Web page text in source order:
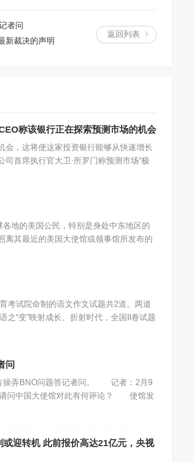
返回列表
者问
新裁决的声明
称该银行正在探索预测市场的机会
，这将使这家投资银行能够从快速增长
首席执行官大卫·所罗门称预测市场“极
地的美国公民，特别是身处中东地区的
其最近的美国大使馆或领事馆所发布的
试院命制的语文作文试题共2道。两道
“变”映射成长、折射时代，全国II卷试题
问
操弄BNO问题答记者问。 记者：2月9
请问中国大使馆对此有何评论？ 使馆发
迎转机 此前报价高达21亿元，央视